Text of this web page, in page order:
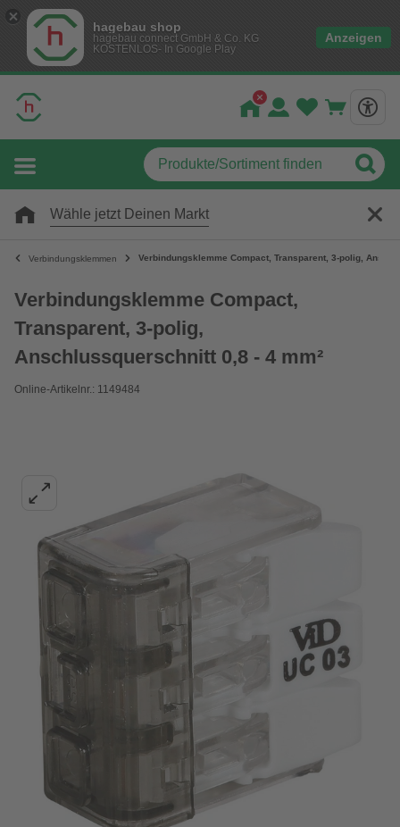
hagebau shop
hagebau connect GmbH & Co. KG
KOSTENLOS- In Google Play
Anzeigen
Wähle jetzt Deinen Markt
Verbindungsklemmen Verbindungsklemme Compact, Transparent, 3-polig,
Verbindungsklemme Compact,
Transparent, 3-polig,
Anschlussquerschnitt 0,8 - 4 mm²
Online-Artikelnr.: 1149484